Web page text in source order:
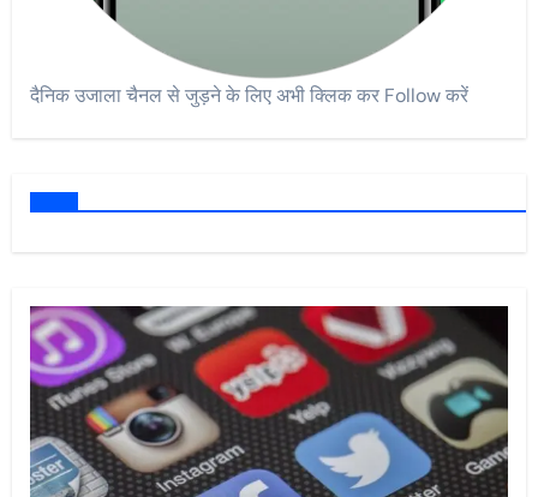
दैनिक उजाला चैनल से जुड़ने के लिए अभी क्लिक कर Follow करें